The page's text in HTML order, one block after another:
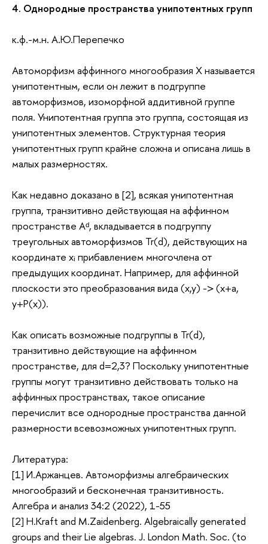
4. Однородные пространства унипотентных групп
к.ф.-м.н. А.Ю.Перепечко
Автоморфизм аффинного многообразия Х называется
унипотентным, если он лежит в подгруппе
автоморфизмов, изоморфной аддитивной группе
поля. Унипотентная группа это группа, состоящая из
унипотентных элементов. Структурная теория
унипотентных групп крайне сложна и описана лишь в
малых размерностях.
Как недавно доказано в [2], всякая унипотентная
группа, транзитивно действующая на аффинном
пространстве Aᵈ, вкладывается в подгруппу
треугольных автоморфизмов Tr(d), действующих на
координате xᵢ прибавлением многочлена от
предыдущих координат. Например, для аффинной
плоскости это преобразования вида (x,y) -> (x+a,
y+P(x)).
Как описать возможные подгруппы в Tr(d),
транзитивно действующие на аффинном
пространстве, для d=2,3? Поскольку унипотентные
группы могут транзитивно действовать только на
аффинных пространствах, такое описание
перечислит все однородные пространства данной
размерности всевозможных унипотентных групп.
Литература:
[1] И.Аржанцев. Автоморфизмы алгебраических
многообразий и бесконечная транзитивность.
Алгебра и анализ 34:2 (2022), 1-55
[2] H.Kraft and M.Zaidenberg. Algebraically generated
groups and their Lie algebras. J. London Math. Soc. (to